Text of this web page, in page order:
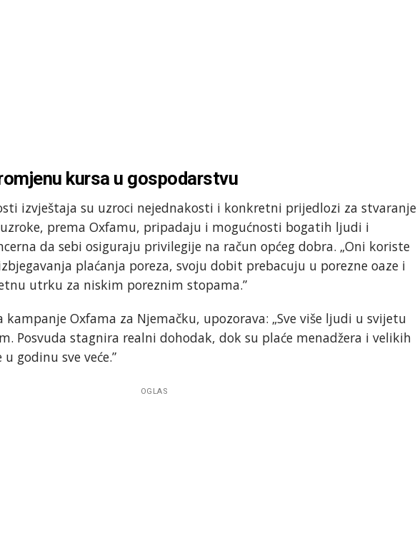
kursa u gospodarstvu
izvještaja su uzroci nejednakosti i konkretni prijedlozi za stvaranje
prema Oxfamu, pripadaju i mogućnosti bogatih ljudi i
da sebi osiguraju privilegije na račun općeg dobra. „Oni koriste
plaćanja poreza, svoju dobit prebacuju u porezne oaze i
utrku za niskim poreznim stopama.”
kampanje Oxfama za Njemačku, upozorava: „Sve više ljudi u svijetu
Posvuda stagnira realni dohodak, dok su plaće menadžera i velikih
godinu sve veće.”
OGLAS